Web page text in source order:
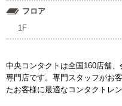
フロア
1F
中央コンタクトは全国160店舗
専門店です。専門スタッフがお
たお客様に最適なコンタクトレ